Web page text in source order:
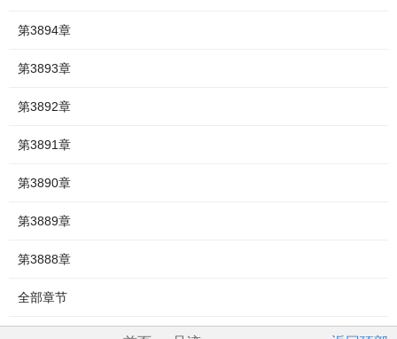
第3894章
第3893章
第3892章
第3891章
第3890章
第3889章
第3888章
全部章节